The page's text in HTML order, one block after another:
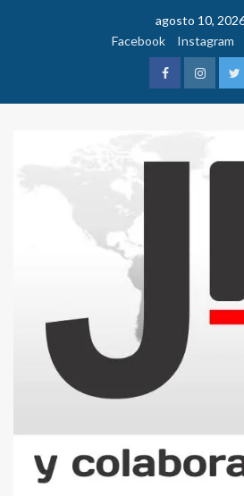
agosto 10,
Facebook
Instagram
Facebook